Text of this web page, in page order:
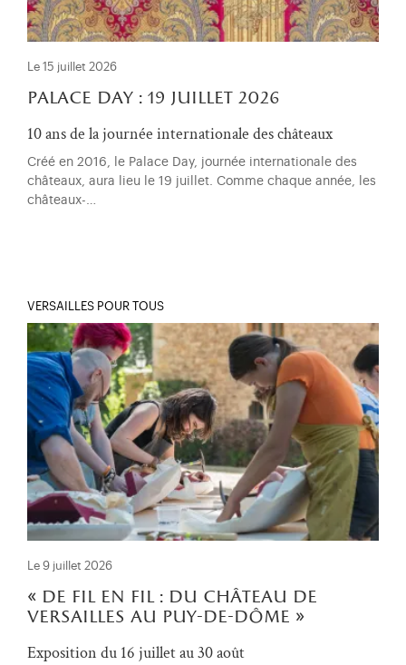
Le 15 juillet 2026
palace day : 19 juillet 2026
10 ans de la journée internationale des châteaux
Créé en 2016, le Palace Day, journée internationale des
châteaux, aura lieu le 19 juillet. Comme chaque année, les
châteaux-…
VERSAILLES POUR TOUS
Le 9 juillet 2026
« de fil en fil : du château de
versailles au puy-de-dôme »
Exposition du 16 juillet au 30 août